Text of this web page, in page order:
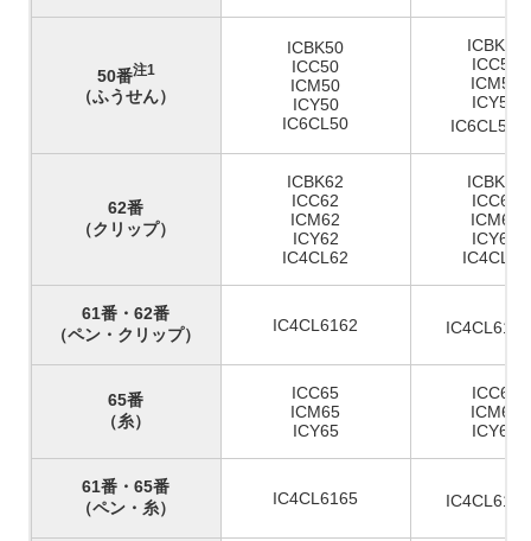
50番注1
（ふうせん）
ICBK50
ICC50
ICM50
ICY50
IC6CL50
62番
（クリップ）
ICBK62
ICC62
ICM62
ICY62
IC4CL62
61番・62番
（ペン・クリップ）
IC4CL6162
65番
（糸）
ICC65
ICM65
ICY65
61番・65番
（ペン・糸）
IC4CL6165